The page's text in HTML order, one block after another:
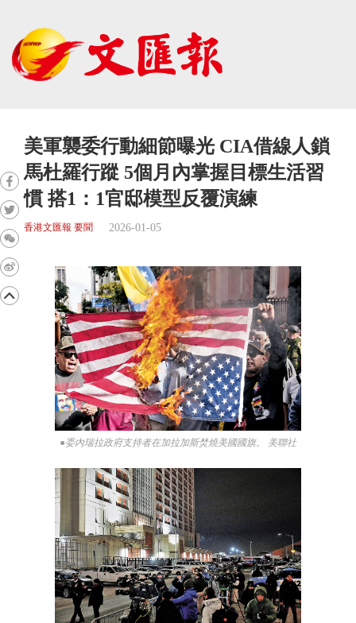
美軍襲委行動細節曝光 CIA借線人鎖
馬杜羅行蹤 5個月內掌握目標生活習
慣 搭1：1官邸模型反覆演練
香港文匯報 要聞 2026-01-05
●委內瑞拉政府支持者在加拉加斯焚燒美國國旗。 美聯社